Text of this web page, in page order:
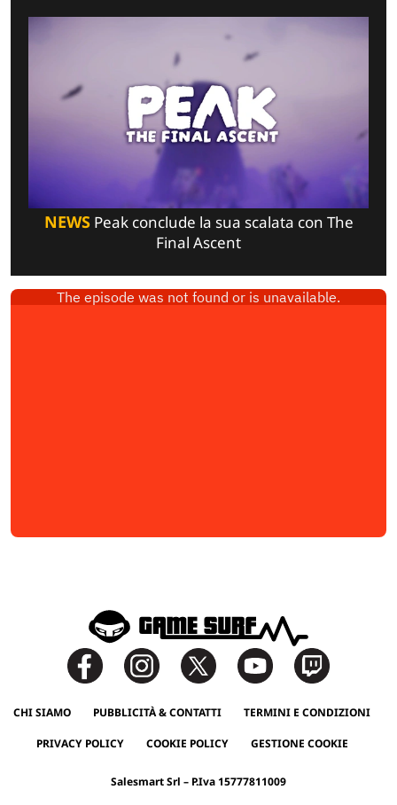
NEWSPeak conclude la sua scalata con The
Final Ascent
CHI SIAMO PUBBLICITÀ & CONTATTI TERMINI E CONDIZIONI
PRIVACY POLICY COOKIE POLICY GESTIONE COOKIE
Salesmart Srl – P.Iva 15777811009